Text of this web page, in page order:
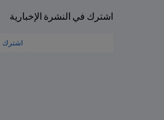
اشترك في النشرة الإخبارية
اشترك